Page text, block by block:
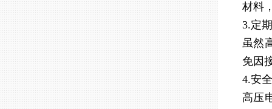
材料
3.定
虽然
免因
4.安
高压